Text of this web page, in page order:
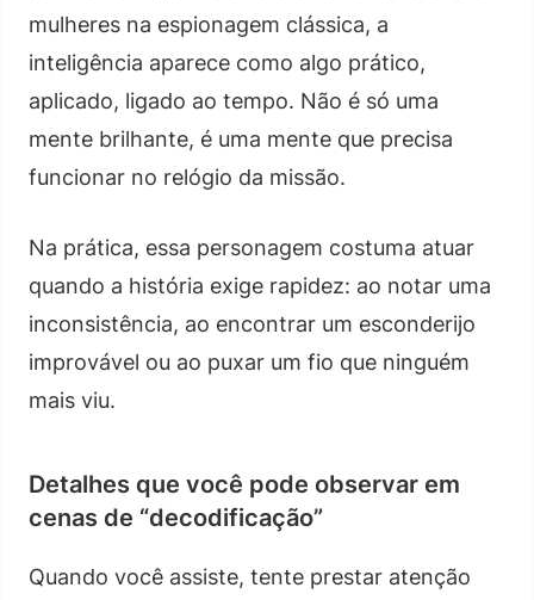
mulheres na espionagem clássica, a
inteligência aparece como algo prático,
aplicado, ligado ao tempo. Não é só uma
mente brilhante, é uma mente que precisa
funcionar no relógio da missão.
Na prática, essa personagem costuma atuar
quando a história exige rapidez: ao notar uma
inconsistência, ao encontrar um esconderijo
improvável ou ao puxar um fio que ninguém
mais viu.
Detalhes que você pode observar em
cenas de “decodificação”
Quando você assiste, tente prestar atenção